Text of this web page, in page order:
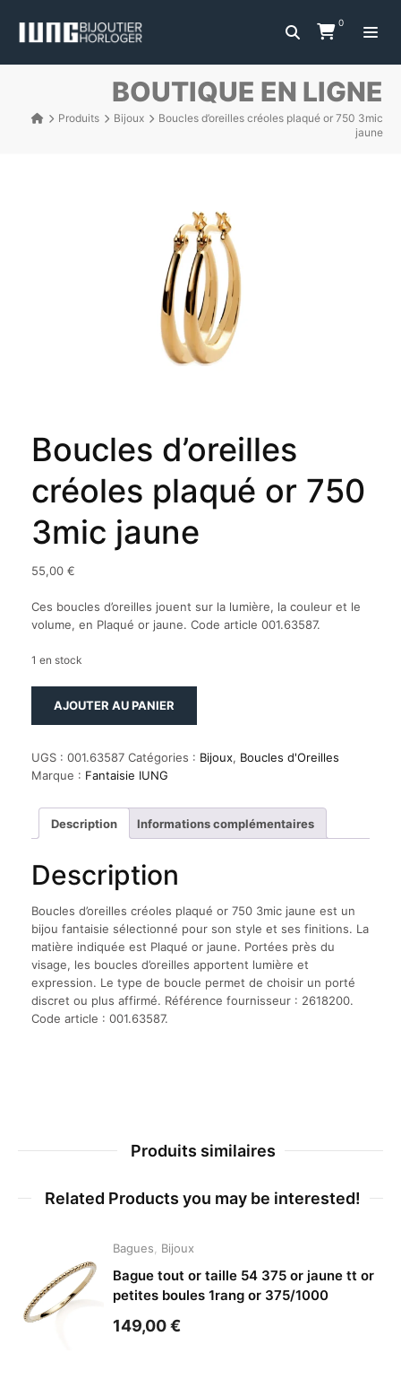
0
BOUTIQUE EN LIGNE
Produits Bijoux
Boucles d’oreilles créoles plaqué or 750 3mic
jaune
Boucles d’oreilles
créoles plaqué or 750
3mic jaune
55,00 €
Ces boucles d’oreilles jouent sur la lumière, la couleur et le
volume, en Plaqué or jaune. Code article 001.63587.
1 en stock
créoles
plaqué
750
3mic
AJOUTER AU PANIER
UGS : 001.63587 Catégories : Bijoux, Boucles d'Oreilles
Marque : Fantaisie IUNG
Description Informations complémentaires
Description
Boucles d’oreilles créoles plaqué or 750 3mic jaune est un
bijou fantaisie sélectionné pour son style et ses finitions. La
matière indiquée est Plaqué or jaune. Portées près du
visage, les boucles d’oreilles apportent lumière et
expression. Le type de boucle permet de choisir un porté
discret ou plus affirmé. Référence fournisseur : 2618200.
Code article : 001.63587.
Produits similaires
Related Products you may be interested!
Bagues Bijoux
Bague tout or taille 54 375 or jaune tt or
petites boules 1rang or 375/1000
149,00€